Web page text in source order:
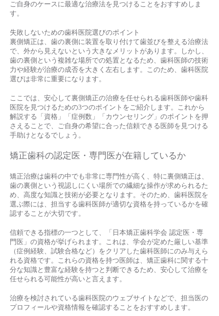
ご自身のケースに最適な治療法を見つけることをおすすめしま
す。
失敗しないための歯科医院選びのポイント
裏側矯正は、歯の裏側に装置を取り付けて歯並びを整える治療法
で、外から見えないという大きなメリットがあります。しかし、
歯の裏側という複雑な場所での処置となるため、歯科医師の技術
力や経験が治療の成否を大きく左右します。このため、歯科医院
選びは非常に重要になります。
ここでは、安心して裏側矯正の治療を任せられる歯科医師や歯科
医院を見つけるための3つのポイントをご紹介します。これから
解説する「資格」「症例数」「カウンセリング」のポイントを押
さえることで、ご自身の希望に合った信頼できる医師を見つける
手助けとなるでしょう。
矯正歯科の認定医・専門医が在籍しているか
矯正治療は歯科の中でも非常に専門性が高く、特に裏側矯正は、
歯の裏側という視認しにくい場所での繊細な操作が求められるた
め、高度な知識と技術が必要となります。そのため、歯科医院を
選ぶ際には、担当する歯科医師が適切な資格を持っているかを確
認することが大切です。
信頼できる指標の一つとして、「日本矯正歯科学会 認定医・専
門医」の資格が挙げられます。これは、学会が定めた厳しい基準
（症例経験、試験合格など）をクリアした歯科医師にのみ与えら
れる資格です。これらの資格を持つ医師は、矯正歯科に関する十
分な知識と豊富な経験を持つと判断できるため、安心して治療を
任せられる可能性が高いと言えます。
治療を検討されている歯科医院のウェブサイトなどで、担当医の
プロフィールや資格情報を確認することをおすすめします。